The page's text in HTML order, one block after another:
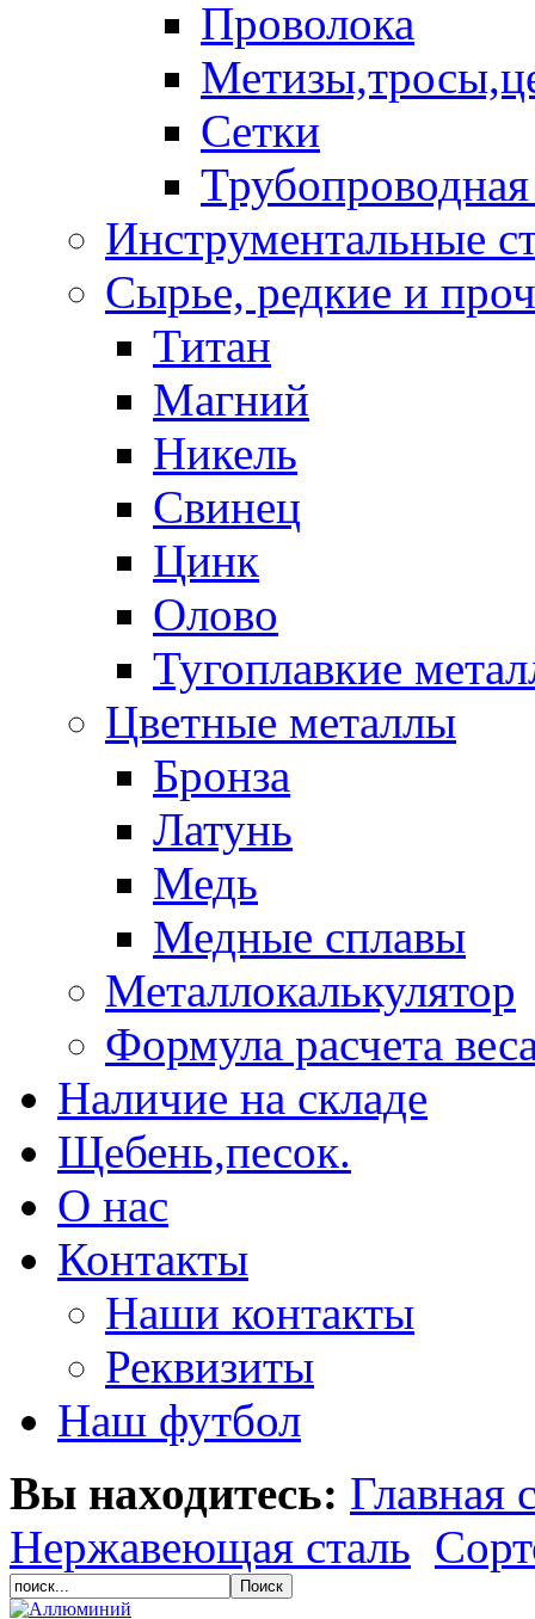
Проволока
Сетки
Инструментальные
Сырье, редкие и
Титан
Магний
Никель
Свинец
Цинк
Олово
Тугоплавкие
Цветные металлы
Бронза
Латунь
Медь
Медные сплавы
Металлокалькулятор
Формула расчета
Наличие на складе
Щебень,песок.
О нас
Контакты
Наши контакты
Реквизиты
Наш футбол
Вы находитесь: Главная
Нержавеющая сталь